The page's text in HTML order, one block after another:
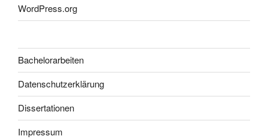
WordPress.org
Bachelorarbeiten
Datenschutzerklärung
Dissertationen
Impressum